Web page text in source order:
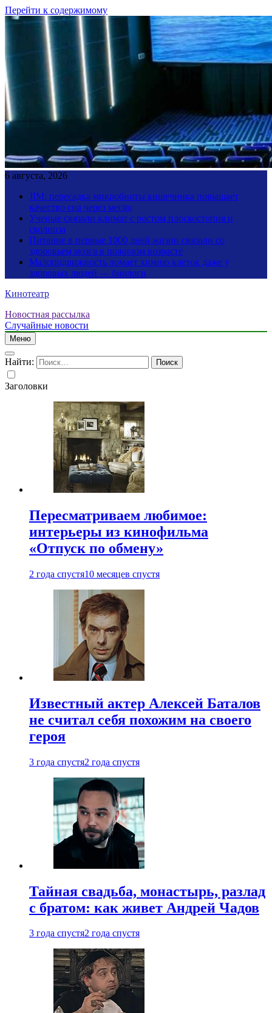
Перейти к содержимому
6 августа, 2026
JIM: пересадка микробиоты кишечника повышает
качество сна через месяц
Ученые связали климат с ростом плоскостопия и
сколиоза
Питание в первые 1000 дней жизни связали со
здоровьем мозга в пожилом возрасте
Малоподвижность ломает химию клеток даже у
здоровых людей — биологи
Кинотеатр
Новостная рассылка
Случайные новости
Меню
Найти:
Заголовки
Пересматриваем любимое:
интерьеры из кинофильма
«Отпуск по обмену»
2 года спустя10 месяцев спустя
Известный актер Алексей Баталов
не считал себя похожим на своего
героя
3 года спустя2 года спустя
Тайная свадьба, монастырь, разлад
с братом: как живет Андрей Чадов
3 года спустя2 года спустя